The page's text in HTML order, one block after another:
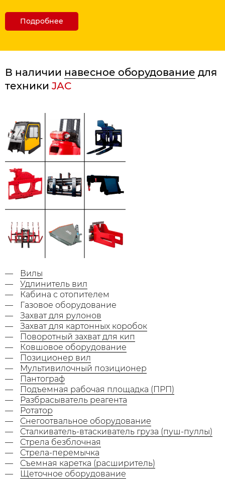
Подробнее
В наличии навесное оборудование для
техники JAC
Вилы
Удлинитель вил
Кабина с отопителем
Газовое оборудование
Захват для рулонов
Захват для картонных коробок
Поворотный захват для кип
Ковшовое оборудование
Позиционер вил
Мультивилочный позиционер
Пантограф
Подъемная рабочая площадка (ПРП)
Разбрасыватель реагента
Ротатор
Снегоотвальное оборудование
Сталкиватель-втаскиватель груза (пуш-пуллы)
Стрела безблочная
Стрела-перемычка
Съемная каретка (расширитель)
Щеточное оборудование